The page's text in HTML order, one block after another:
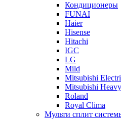
Кондиционеры
FUNAI
Haier
Hisense
Hitachi
IGC
LG
Mild
Mitsubishi
Mitsubishi Heavy
Roland
Royal Clima
Мульти сплит